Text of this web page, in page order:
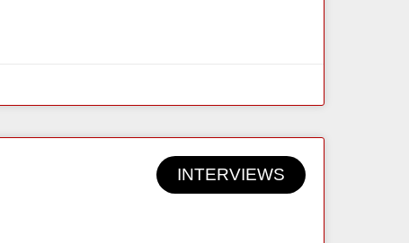
INTERVIEWS